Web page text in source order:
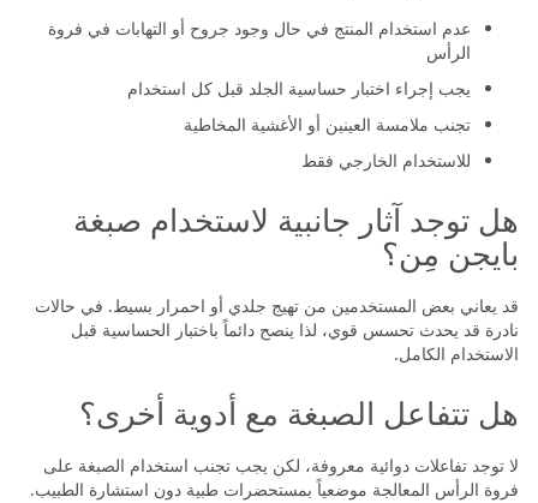
عدم استخدام المنتج في حال وجود جروح أو التهابات في فروة
الرأس
يجب إجراء اختبار حساسية الجلد قبل كل استخدام
تجنب ملامسة العينين أو الأغشية المخاطية
للاستخدام الخارجي فقط
هل توجد آثار جانبية لاستخدام صبغة
بايجن مِن؟
قد يعاني بعض المستخدمين من تهيج جلدي أو احمرار بسيط. في حالات
نادرة قد يحدث تحسس قوي، لذا ينصح دائماً باختبار الحساسية قبل
الاستخدام الكامل.
هل تتفاعل الصبغة مع أدوية أخرى؟
لا توجد تفاعلات دوائية معروفة، لكن يجب تجنب استخدام الصبغة على
فروة الرأس المعالجة موضعياً بمستحضرات طبية دون استشارة الطبيب.